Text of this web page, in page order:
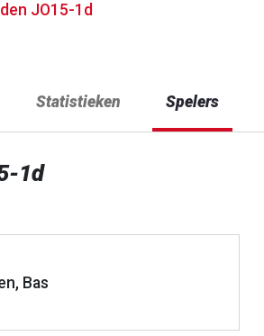
JO15-1d
Statistieken Spelers
1d
Bas